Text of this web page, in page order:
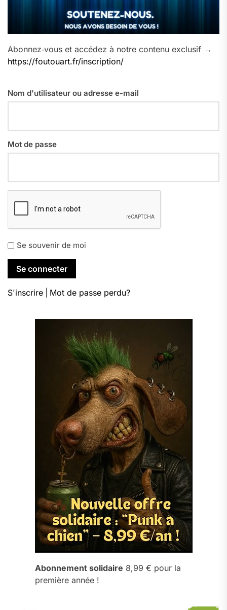
Abonnez‑vous et accédez à notre contenu exclusif →
https://foutouart.fr/inscription/
Nom d'utilisateur ou adresse e-mail
Mot de passe
Se souvenir de moi
S'inscrire Mot de passe perdu?
Abonnement solidaire 8,99 € pour la
première année !